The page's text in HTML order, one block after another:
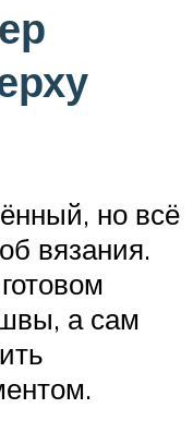
но всё
вязания.
а сам